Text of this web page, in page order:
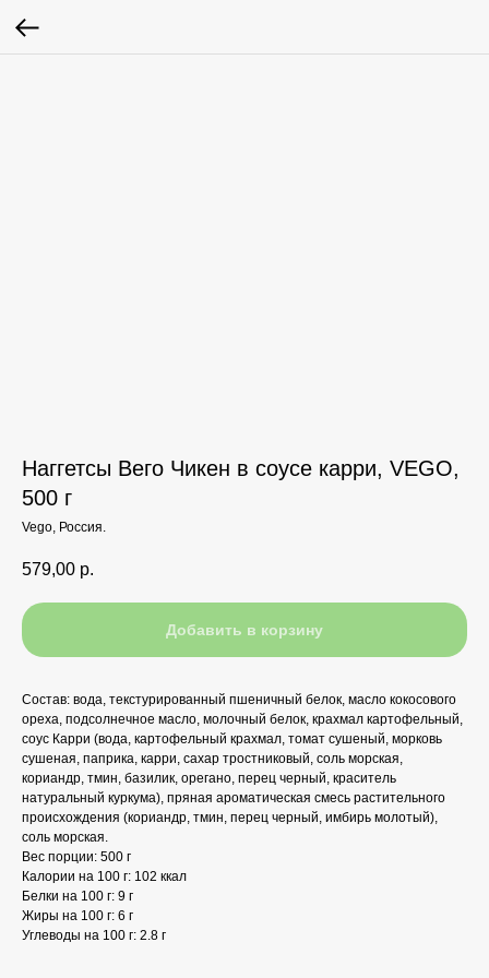
Наггетсы Вего Чикен в соусе карри, VEGO,
500 г
Vego, Россия.
579,00 р.
Добавить в корзину
Состав: вода, текстурированный пшеничный белок, масло кокосового
ореха, подсолнечное масло, молочный белок, крахмал картофельный,
соус Карри (вода, картофельный крахмал, томат сушеный, морковь
сушеная, паприка, карри, сахар тростниковый, соль морская,
кориандр, тмин, базилик, орегано, перец черный, краситель
натуральный куркума), пряная ароматическая смесь растительного
происхождения (кориандр, тмин, перец черный, имбирь молотый),
соль морская.
Вес порции: 500 г
Калории на 100 г: 102 ккал
Белки на 100 г: 9 г
Жиры на 100 г: 6 г
Углеводы на 100 г: 2.8 г